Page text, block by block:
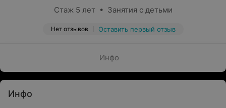
Стаж 5 лет • Занятия с детьми
Нет отзывов Оставить первый отзыв
Инфо
Инфо